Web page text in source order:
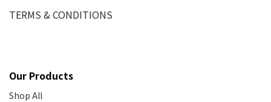
TERMS & CONDITIONS
Our Products
Shop All